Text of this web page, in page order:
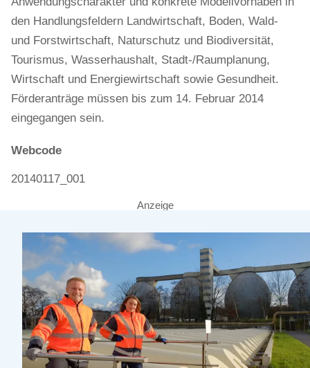
den Handlungsfeldern Landwirtschaft, Boden, Wald-
und Forstwirtschaft, Naturschutz und Biodiversität,
Tourismus, Wasserhaushalt, Stadt-/Raumplanung,
Wirtschaft und Energiewirtschaft sowie Gesundheit.
Förderanträge müssen bis zum 14. Februar 2014
eingegangen sein.
Webcode
20140117_001
Anzeige